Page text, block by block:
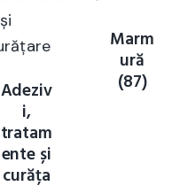
Adeziv
i,
tratam
ente și
curăța
Marm
ură
(87)